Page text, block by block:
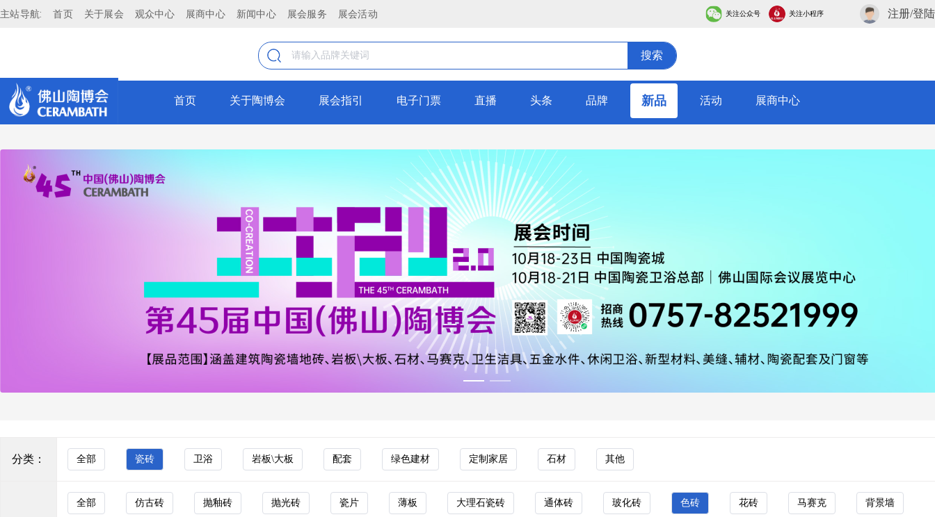
瓷砖
抛釉砖
透水砖
KOCOC
KOCOC
KOCOC
罗马玉
KOCOC
主站导航: 首页 关于展会 观众中心 展商中心 新闻中心 展会服务 展会活动 关注公众号 关注小程序 注册/登陆
搜索
首页 关于陶博会 展会指引 电子门票 直播 头条 品牌 新品 活动 展商中心
分类： 全部 瓷砖 卫浴 岩板\大板 配套 绿色建材 定制家居 石材 其他
全部 仿古砖 抛釉砖 抛光砖 瓷片 薄板 大理石瓷砖 通体砖 玻化砖 色砖 花砖 马赛克 背景墙